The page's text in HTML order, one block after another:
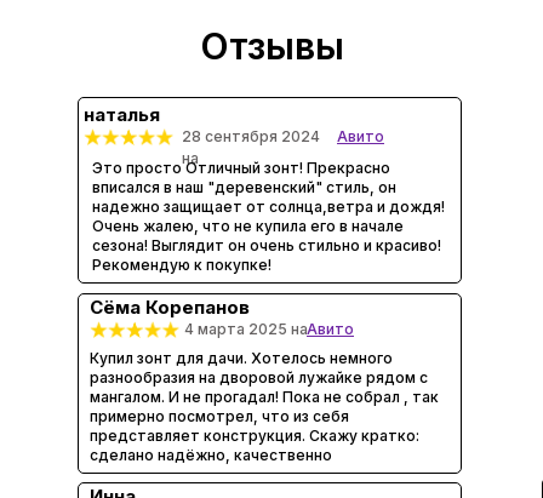
Отзывы
наталья
28 сентября 2024
на
Это просто Отличный зонт! Прекрасно
вписался в наш "деревенский" стиль, он
надежно защищает от солнца,ветра и дождя!
Очень жалею, что не купила его в начале
сезона! Выглядит он очень стильно и красиво!
Рекомендую к покупке!
Авито
Сёма Корепанов
4 марта 2025 на
Купил зонт для дачи. Хотелось немного
разнообразия на дворовой лужайке рядом с
мангалом. И не прогадал! Пока не собрал , так
примерно посмотрел, что из себя
представляет конструкция. Скажу кратко:
сделано надёжно, качественно
Авито